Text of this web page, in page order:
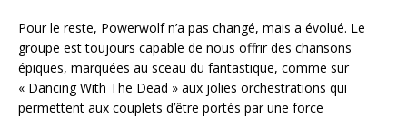
Pour le reste, Powerwolf n’a pas changé, mais a évolué. Le
groupe est toujours capable de nous offrir des chansons
épiques, marquées au sceau du fantastique, comme sur
« Dancing With The Dead » aux jolies orchestrations qui
permettent aux couplets d’être portés par une force